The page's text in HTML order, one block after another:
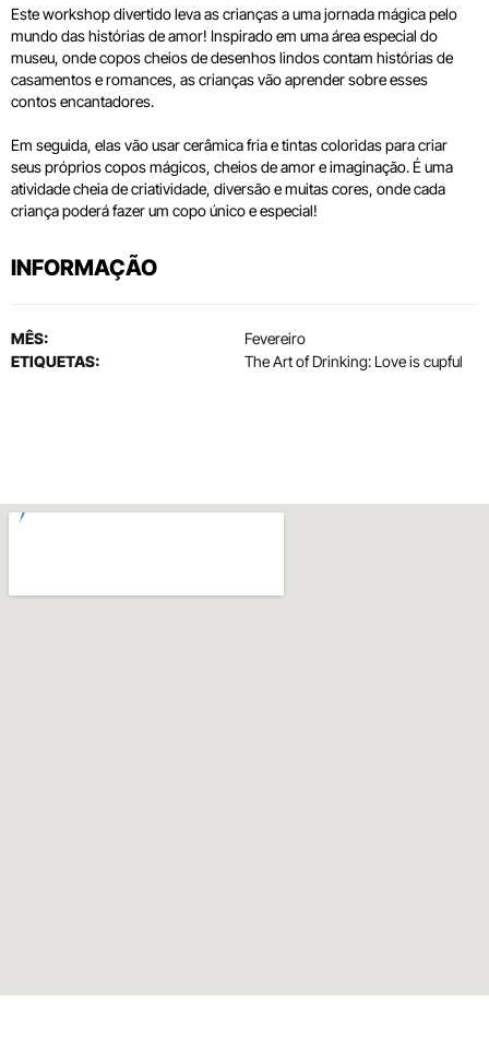
Este workshop divertido leva as crianças a uma jornada mágica pelo
mundo das histórias de amor! Inspirado em uma área especial do
museu, onde copos cheios de desenhos lindos contam histórias de
casamentos e romances, as crianças vão aprender sobre esses
contos encantadores.
Em seguida, elas vão usar cerâmica fria e tintas coloridas para criar
seus próprios copos mágicos, cheios de amor e imaginação. É uma
atividade cheia de criatividade, diversão e muitas cores, onde cada
criança poderá fazer um copo único e especial!
INFORMAÇÃO
MÊS:
Fevereiro
ETIQUETAS:
The Art of Drinking: Love is cupful